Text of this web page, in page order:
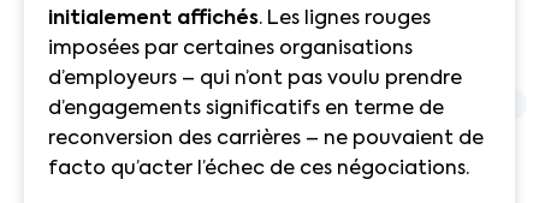
initialement affichés. Les lignes rouges
imposées par certaines organisations
d’employeurs – qui n’ont pas voulu prendre
d’engagements significatifs en terme de
reconversion des carrières – ne pouvaient de
facto qu’acter l’échec de ces négociations.